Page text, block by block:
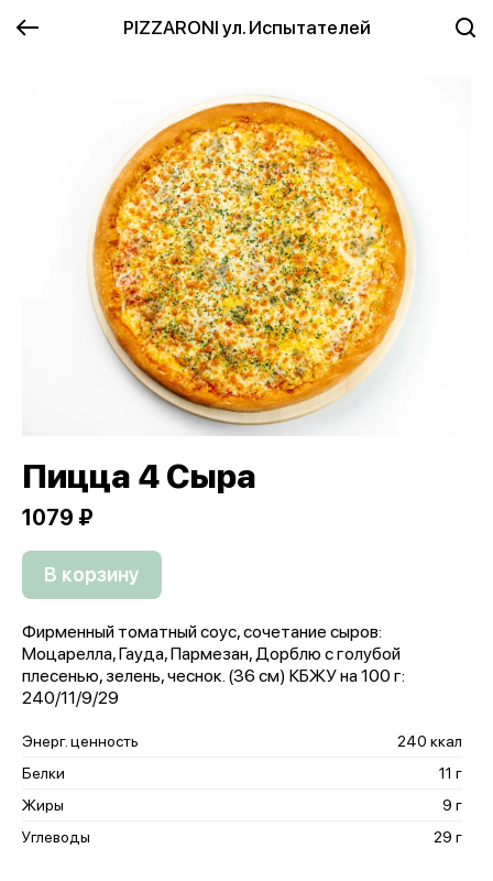
PIZZARONI ул. Испытателей
Пицца 4 Сыра
1079 ₽
В корзину
Фирменный томатный соус, сочетание сыров:
Моцарелла, Гауда, Пармезан, Дорблю с голубой
плесенью, зелень, чеснок. (36 см) КБЖУ на 100 г:
240/11/9/29
Энерг. ценность
240 ккал
Белки
11 г
Жиры
9 г
Углеводы
29 г